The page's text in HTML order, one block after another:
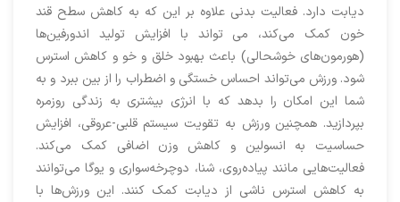
دیابت دارد. فعالیت بدنی علاوه بر این که به کاهش سطح قند
خون کمک می‌کند، می تواند با افزایش تولید اندورفین‌ها
(هورمون‌های خوشحالی) باعث بهبود خلق و خو و کاهش استرس
‌شود. ورزش می‌تواند احساس خستگی و اضطراب را از بین ببرد و به
شما این امکان را بدهد که با انرژی بیشتری به زندگی روزمره
بپردازید. همچنین ورزش به تقویت سیستم قلبی-عروقی، افزایش
حساسیت به انسولین و کاهش وزن اضافی کمک می‌کند.
فعالیت‌هایی مانند پیاده‌روی، شنا، دوچرخه‌سواری و یوگا می‌توانند
به کاهش استرس ناشی از دیابت کمک کنند. این ورزش‌ها با